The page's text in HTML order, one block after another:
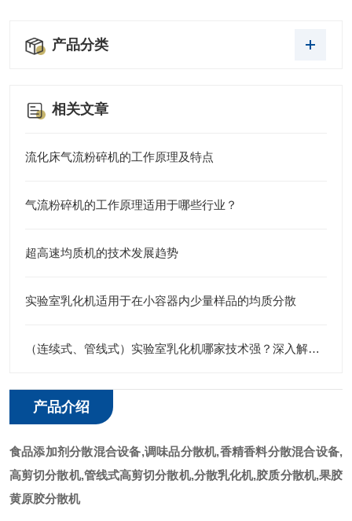
产品分类
相关文章
流化床气流粉碎机的工作原理及特点
气流粉碎机的工作原理适用于哪些行业？
超高速均质机的技术发展趋势
实验室乳化机适用于在小容器内少量样品的均质分散
（连续式、管线式）实验室乳化机哪家技术强？深入解析江苏思峻的高剪切与纳米级分散秘诀
产品介绍
食品添加剂分散混合设备,调味品分散机,香精香料分散混合设备,
高剪切分散机,管线式高剪切分散机,分散乳化机,胶质分散机,果胶
黄原胶分散机